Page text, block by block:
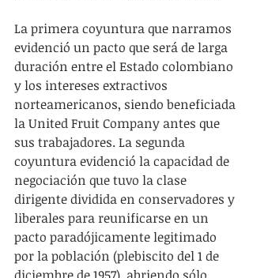
La primera coyuntura que narramos
evidenció un pacto que será de larga
duración entre el Estado colombiano
y los intereses extractivos
norteamericanos, siendo beneficiada
la United Fruit Company antes que
sus trabajadores. La segunda
coyuntura evidenció la capacidad de
negociación que tuvo la clase
dirigente dividida en conservadores y
liberales para reunificarse en un
pacto paradójicamente legitimado
por la población (plebiscito del 1 de